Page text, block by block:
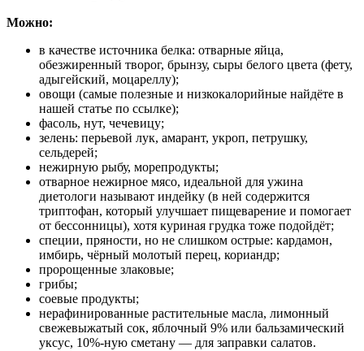
Можно:
в качестве источника белка: отварные яйца,
обезжиренный творог, брынзу, сыры белого цвета (фету,
адыгейский, моцареллу);
овощи (самые полезные и низкокалорийные найдёте в
нашей статье по ссылке);
фасоль, нут, чечевицу;
зелень: перьевой лук, амарант, укроп, петрушку,
сельдерей;
нежирную рыбу, морепродукты;
отварное нежирное мясо, идеальной для ужина
диетологи называют индейку (в ней содержится
триптофан, который улучшает пищеварение и помогает
от бессонницы), хотя куриная грудка тоже подойдёт;
специи, пряности, но не слишком острые: кардамон,
имбирь, чёрный молотый перец, кориандр;
пророщенные злаковые;
грибы;
соевые продукты;
нерафинированные растительные масла, лимонный
свежевыжатый сок, яблочный 9% или бальзамический
уксус, 10%-ную сметану — для заправки салатов.